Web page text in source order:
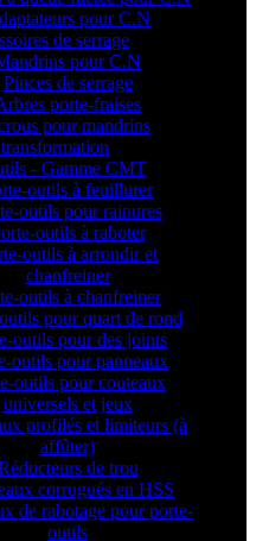
pour C.N
de serrage
pour C.N
Pinces de serrage
porte-fraises
pour mandrins
- Gamme CMT
outils à feuillurer
outils pour rainures
outils à raboter
outils à arrondir et
chanfreiner
outils à chanfreiner
pour quart de rond
outils pour des joints
outils pour panneaux
outils pour couteaux
universels et jeux
profilés et limiteurs (à
affûter)
de trou
corrugués en HSS
de rabotage pour porte-
outils